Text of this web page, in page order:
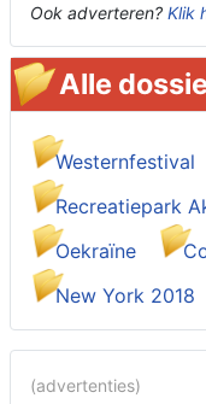
Ook adverteren? Klik
Alle
Westernfestival
Recreatiepark
Oekraïne
New York 2018
(advertenties)